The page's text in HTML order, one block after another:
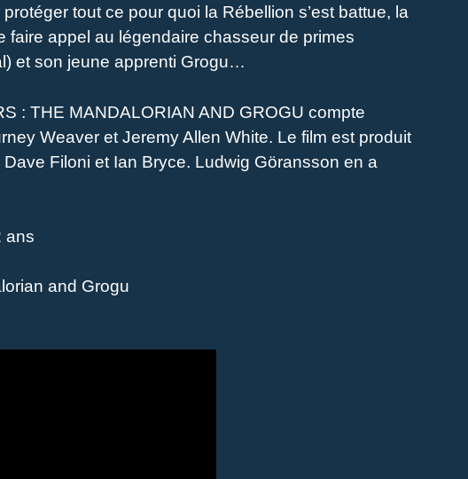
tout ce pour quoi la Rébellion s’est battue, la
appel au légendaire chasseur de primes
et son jeune apprenti Grogu…
: THE MANDALORIAN AND GROGU compte
Weaver et Jeremy Allen White. Le film est produit
Filoni et Ian Bryce. Ludwig Göransson en a
ans
and Grogu